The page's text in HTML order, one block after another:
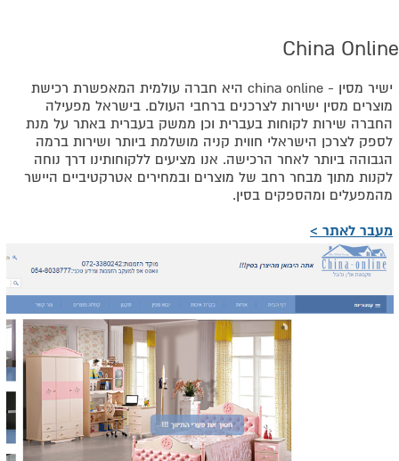
China Online
ישיר מסין - china online היא חברה עולמית המאפשרת רכישת
מוצרים מסין ישירות לצרכנים ברחבי העולם. בישראל מפעילה
החברה שירות לקוחות בעברית וכן ממשק בעברית באתר על מנת
לספק לצרכן הישראלי חווית קניה מושלמת ביותר ושירות ברמה
הגבוהה ביותר לאחר הרכישה. אנו מציעים ללקוחותינו דרך נוחה
לקנות מתוך מבחר רחב של מוצרים ובמחירים אטרקטיביים היישר
מהמפעלים ומהספקים בסין.
מעבר לאתר >